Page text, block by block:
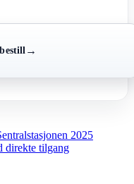
→
2025
direkte tilgang